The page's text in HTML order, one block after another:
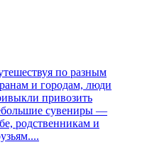
по разным
и городам, люди
привозить
сувениры —
родственникам и